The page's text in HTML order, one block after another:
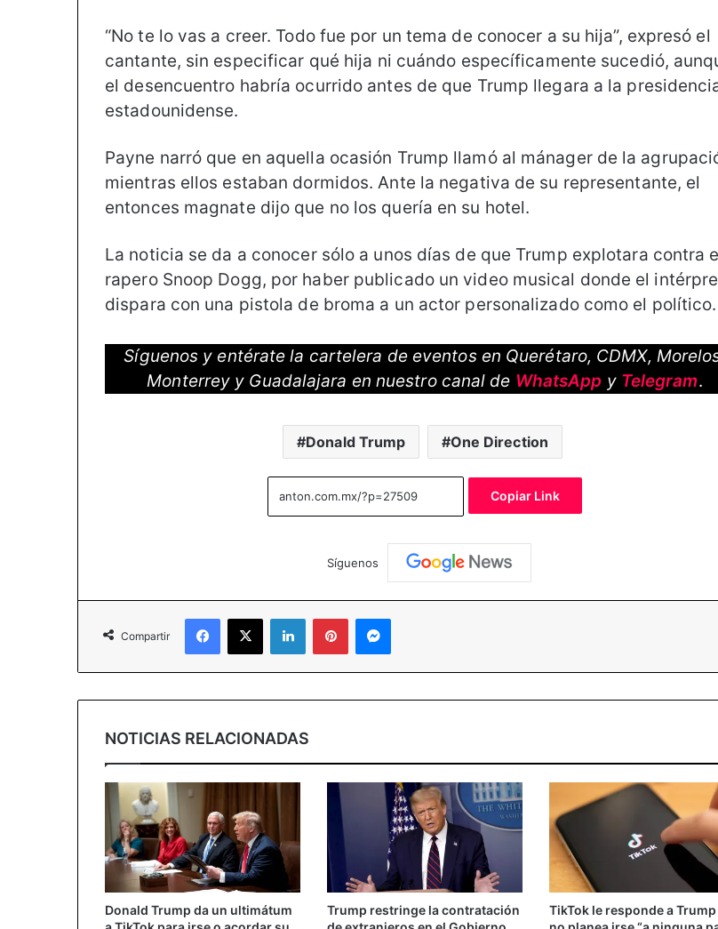
“No te lo vas a creer. Todo fue por un tema de conocer a su hija”, expresó el
cantante, sin especificar qué hija ni cuándo específicamente sucedió,
el desencuentro habría ocurrido antes de que Trump llegara a la
estadounidense.
Payne narró que en aquella ocasión Trump llamó al mánager de la
mientras ellos estaban dormidos. Ante la negativa de su representante, el
entonces magnate dijo que no los quería en su hotel.
La noticia se da a conocer sólo a unos días de que Trump explotara contra
rapero Snoop Dogg, por haber publicado un video musical donde el
dispara con una pistola de broma a un actor personalizado como el político.
Síguenos y entérate la cartelera de eventos en Querétaro, CDMX,
Monterrey y Guadalajara en nuestro canal de WhatsApp y Telegram.
Donald Trump One Direction
Copiar Link
Síguenos
Compartir
NOTICIAS RELACIONADAS
Donald Trump da un ultimátum
Trump restringe la contratación
TikTok le responde a